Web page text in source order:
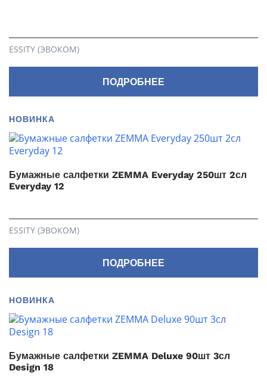
ESSITY (ЭВОКОМ)
ПОДРОБНЕЕ
НОВИНКА
Бумажные салфетки ZEMMA Everyday 250шт 2сл
Everyday 12
ESSITY (ЭВОКОМ)
ПОДРОБНЕЕ
НОВИНКА
Бумажные салфетки ZEMMA Deluxe 90шт 3сл
Design 18